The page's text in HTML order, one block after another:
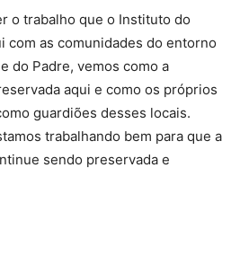
o trabalho que o Instituto do
com as comunidades do entorno
do Padre, vemos como a
aqui e como os próprios
guardiões desses locais.
trabalhando bem para que a
sendo preservada e